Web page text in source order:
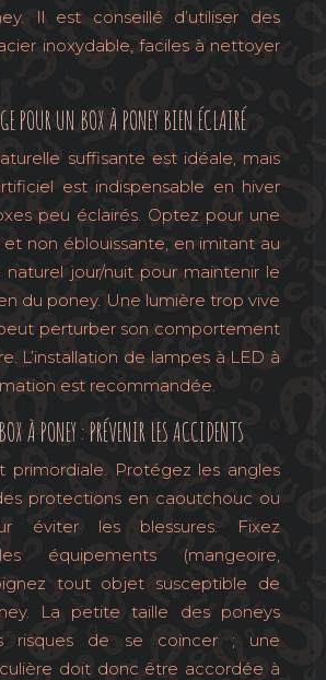
Il est conseillé d’utiliser des
inoxydable, faciles à nettoyer
POUR UN BOX À PONEY BIEN ÉCLAIRÉ
suffisante est idéale, mais
est indispensable en hiver
peu éclairés. Optez pour une
non éblouissante, en imitant au
jour/nuit pour maintenir le
du poney. Une lumière trop vive
perturber son comportement
L’installation de lampes à LED à
est recommandée.
À PONEY : PRÉVENIR LES ACCIDENTS
primordiale. Protégez les angles
protections en caoutchouc ou
éviter les blessures. Fixez
équipements (mangeoire,
tout objet susceptible de
La petite taille des poneys
risques de se coincer ; une
doit donc être accordée à